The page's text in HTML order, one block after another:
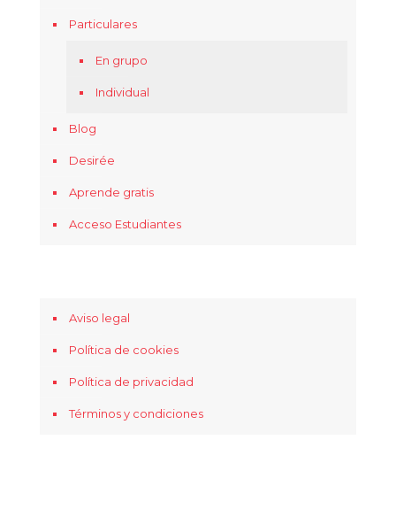
Particulares
En grupo
Individual
Blog
Desirée
Aprende gratis
Acceso Estudiantes
Aviso legal
Política de cookies
Política de privacidad
Términos y condiciones